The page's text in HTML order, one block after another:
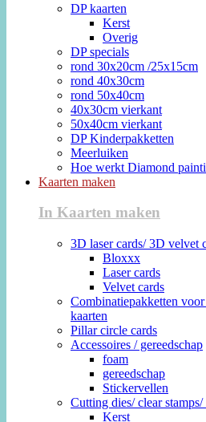
DP kaarten
Kerst
Overig
DP specials
rond 30x20cm /25x15cm
rond 40x30cm
rond 50x40cm
40x30cm vierkant
50x40cm vierkant
DP Kinderpakketten
Meerluiken
Hoe werkt Diamond
Kaarten maken
In Kaarten maken
3D laser cards/ 3D velvet
Bloxxx
Laser cards
Velvet cards
Combinatiepakketten voor
kaarten
Pillar circle cards
Accessoires / gereedschap
foam
gereedschap
Stickervellen
Cutting dies/ clear stamps/
Kerst